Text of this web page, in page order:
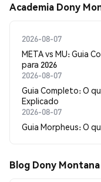
Academia Dony
2026-08-07
META vs MU: Guia
para 2026
2026-08-07
Guia Completo: O
Explicado
2026-08-07
Guia Morpheus: O
Blog Dony